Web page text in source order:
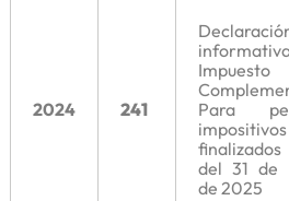
2024 241
Impuesto
Para
impositivos
del 31 de
de 2025